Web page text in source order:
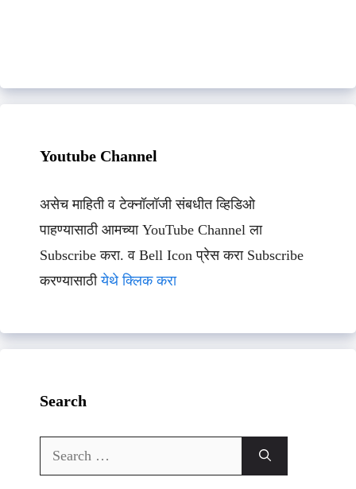
Youtube Channel
असेच माहिती व टेक्नॉलॉजी संबधीत व्हिडिओ
पाहण्यासाठी आमच्या YouTube Channel ला
Subscribe करा. व Bell Icon प्रेस करा Subscribe
करण्यासाठीयेथे क्लिक करा
Search
Search
for: